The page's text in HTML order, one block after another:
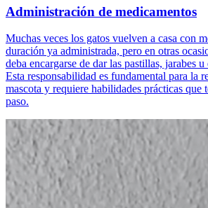
Administración de medicamentos
Muchas veces los gatos vuelven a casa con
duración ya administrada, pero en otras
deba encargarse de dar las pastillas, jarabes
Esta responsabilidad es fundamental para la
mascota y requiere habilidades prácticas que
paso.